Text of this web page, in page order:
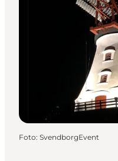
Foto: SvendborgEvent